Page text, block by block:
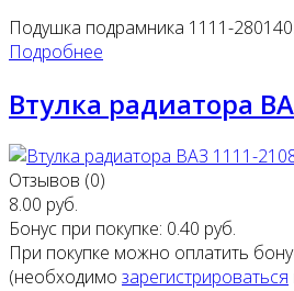
Подушка подрамника 1111-
Подробнее
Втулка радиатора
Отзывов (0)
8.00 руб.
Бонус при покупке: 0.40 руб.
При покупке можно оплатить
(необходимо зарегистрироваться